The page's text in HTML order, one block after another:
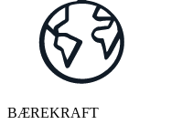
BÆREKRAFT